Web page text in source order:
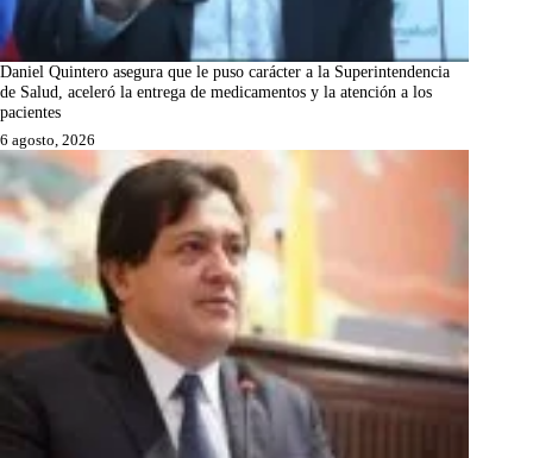
Daniel Quintero asegura que le puso carácter a la Superintendencia
de Salud, aceleró la entrega de medicamentos y la atención a los
pacientes
6 agosto, 2026